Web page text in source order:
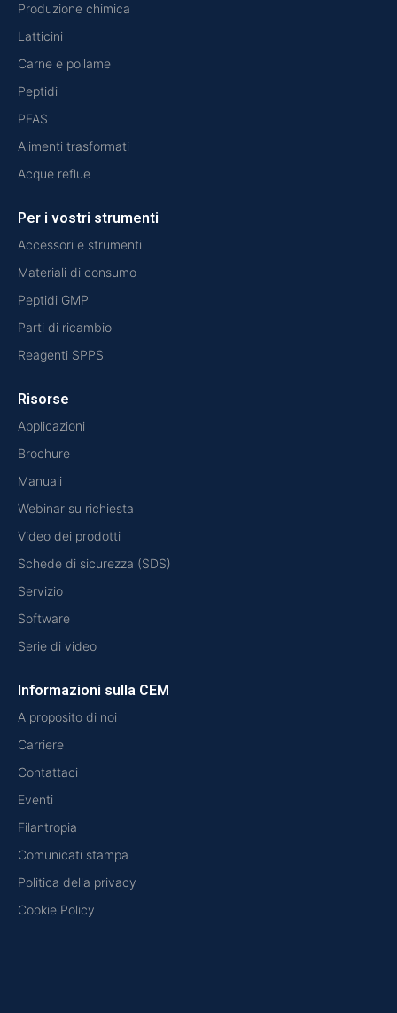
Produzione chimica
Latticini
Carne e pollame
Peptidi
PFAS
Alimenti trasformati
Acque reflue
Per i vostri strumenti
Accessori e strumenti
Materiali di consumo
Peptidi GMP
Parti di ricambio
Reagenti SPPS
Risorse
Applicazioni
Brochure
Manuali
Webinar su richiesta
Video dei prodotti
Schede di sicurezza (SDS)
Servizio
Software
Serie di video
Informazioni sulla CEM
A proposito di noi
Carriere
Contattaci
Eventi
Filantropia
Comunicati stampa
Politica della privacy
Cookie Policy